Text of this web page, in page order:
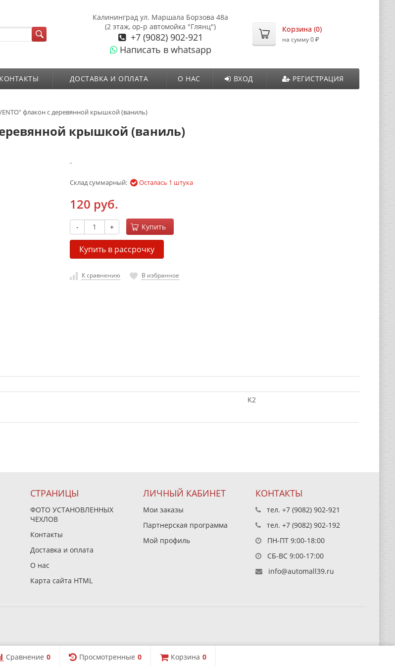
Калининград ул. Маршала Борзова 48а
(2 этаж, ор-р автомойка "Глянц")
+7 (9082) 902-921
Написать в whatsapp
Корзина (0)
на сумму0₽
КОНТАКТЫ ДОСТАВКА И ОПЛАТА О НАС ВХОД РЕГИСТРАЦИЯ
флакон с деревянной крышкой (ваниль)
крышкой (ваниль)
-
Склад суммарный: Осталась 1 штука
120 руб.
- + Купить
Купить в рассрочку
К сравнению В избранное
K2
СТРАНИЦЫ
ФОТО УСТАНОВЛЕННЫХ
ЧЕХЛОВ
Контакты
Доставка и оплата
О нас
Карта сайта HTML
ЛИЧНЫЙ КАБИНЕТ
Мои заказы
Партнерская программа
Мой профиль
КОНТАКТЫ
тел.+7 (9082) 902-921
тел.+7 (9082) 902-192
ПН-ПТ 9:00-18:00
СБ-ВС 9:00-17:00
info@automall39.ru
Сравнение 0 Просмотренные 0 Корзина 0